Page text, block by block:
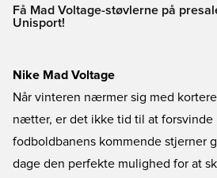
Få Mad Voltage-støvlerne på
Unisport!
Nike Mad Voltage
Når vinteren nærmer sig med
nætter, er det ikke tid til at forsvinde
fodboldbanens kommende stjerner
dage den perfekte mulighed for at